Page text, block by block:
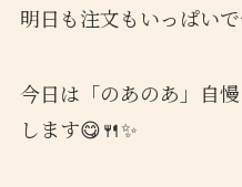
明日も注文もいっぱい
今日は「のあのあ」自
します😋🍴✨